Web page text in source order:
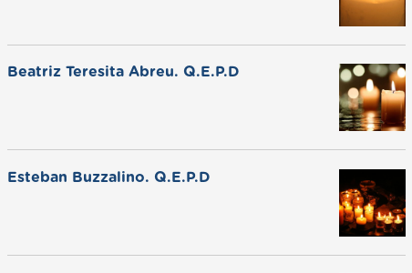
Beatriz Teresita Abreu. Q.E.P.D
Esteban Buzzalino. Q.E.P.D